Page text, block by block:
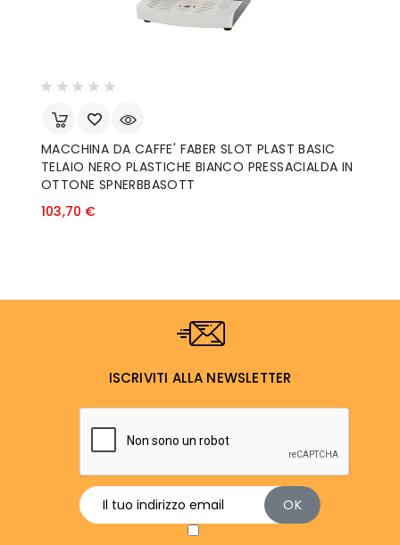
MACCHINA DA CAFFE' FABER SLOT PLAST BASIC
TELAIO NERO PLASTICHE BIANCO PRESSACIALDA IN
OTTONE SPNERBBASOTT
103,70 €Prezzo
ISCRIVITI ALLA NEWSLETTER